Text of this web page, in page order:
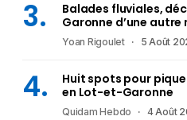
Balades fluviales,
Garonne d’une autre
Yoan Rigoulet 5 Août
Huit spots pour
en Lot-et-Garonne
Quidam Hebdo 4 Août